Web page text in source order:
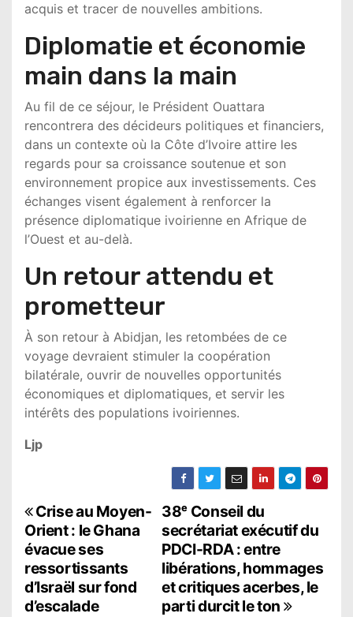
acquis et tracer de nouvelles ambitions.
Diplomatie et économie
main dans la main
Au fil de ce séjour, le Président Ouattara
rencontrera des décideurs politiques et financiers,
dans un contexte où la Côte d’Ivoire attire les
regards pour sa croissance soutenue et son
environnement propice aux investissements. Ces
échanges visent également à renforcer la
présence diplomatique ivoirienne en Afrique de
l’Ouest et au-delà.
Un retour attendu et
prometteur
À son retour à Abidjan, les retombées de ce
voyage devraient stimuler la coopération
bilatérale, ouvrir de nouvelles opportunités
économiques et diplomatiques, et servir les
intérêts des populations ivoiriennes.
Ljp
N
a
v
i
38ᵉ Conseil du
secrétariat exécutif du
PDCI-RDA : entre
libérations, hommages
et critiques acerbes, le
parti durcit le ton
Crise au Moyen-
Orient : le Ghana
évacue ses
ressortissants
d’Israël sur fond
d’escalade